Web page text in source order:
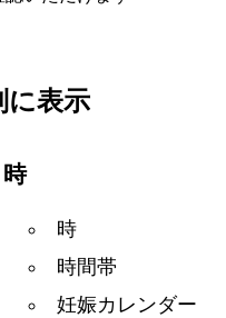
に表示
時
時
時間帯
妊娠カレンダー